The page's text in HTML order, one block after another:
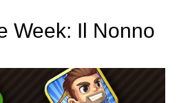
Week: Il Nonno